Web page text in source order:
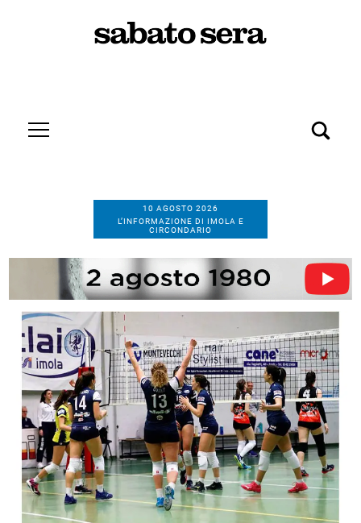
10 AGOSTO 2026
L’INFORMAZIONE DI IMOLA E
CIRCONDARIO